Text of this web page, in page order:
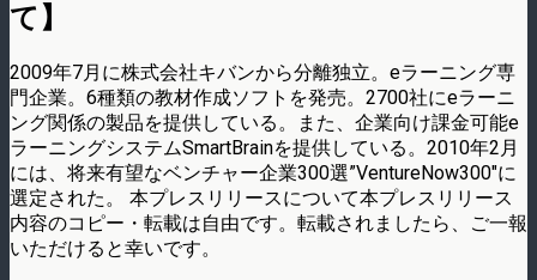
て】
2009年7月に株式会社キバンから分離独立。eラーニング専
門企業。6種類の教材作成ソフトを発売。2700社にeラーニ
ング関係の製品を提供している。また、企業向け課金可能e
ラーニングシステムSmartBrainを提供している。2010年2月
には、将来有望なベンチャー企業300選”VentureNow300″に
選定された。 本プレスリリースについて本プレスリリース
内容のコピー・転載は自由です。転載されましたら、ご一報
いただけると幸いです。